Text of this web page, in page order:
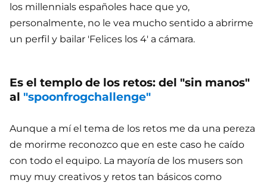
los millennials españoles hace que yo,
personalmente, no le vea mucho sentido a abrirme
un perfil y bailar 'Felices los 4' a cámara.
Es el templo de los retos: del "sin manos"
al "spoonfrogchallenge"
Aunque a mí el tema de los retos me da una pereza
de morirme reconozco que en este caso he caído
con todo el equipo. La mayoría de los musers son
muy muy creativos y retos tan básicos como